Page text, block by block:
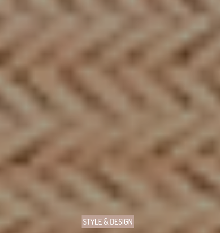
STYLE & DESIGN